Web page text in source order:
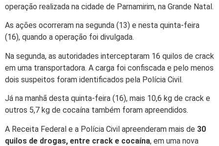
operação realizada na cidade de Parnamirim, na Grande Natal.
As ações ocorreram na segunda (13) e nesta quinta-feira
(16), quando a operação foi divulgada.
Na segunda, as autoridades interceptaram 16 quilos de crack
em uma transportadora. A carga foi confiscada e pelo menos
dois suspeitos foram identificados pela Polícia Civil.
Já na manhã desta quinta-feira (16), mais 10,6 kg de crack e
outros 5,7 kg de cocaína também foram apreendidos.
A Receita Federal e a Polícia Civil apreenderam mais de 30
quilos de drogas, entre crack e cocaína, em uma nova